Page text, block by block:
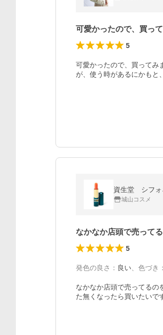
可愛かったので、買っ
5
可愛かったので、買ってみ
が、使う時があるにかもと
資生堂 シフ
城山コスメ
なかなか店頭で売って
5
発色の良さ ： 良い 色づき ：
なかなか店頭で売ってるの
た無くなったら買いたいで